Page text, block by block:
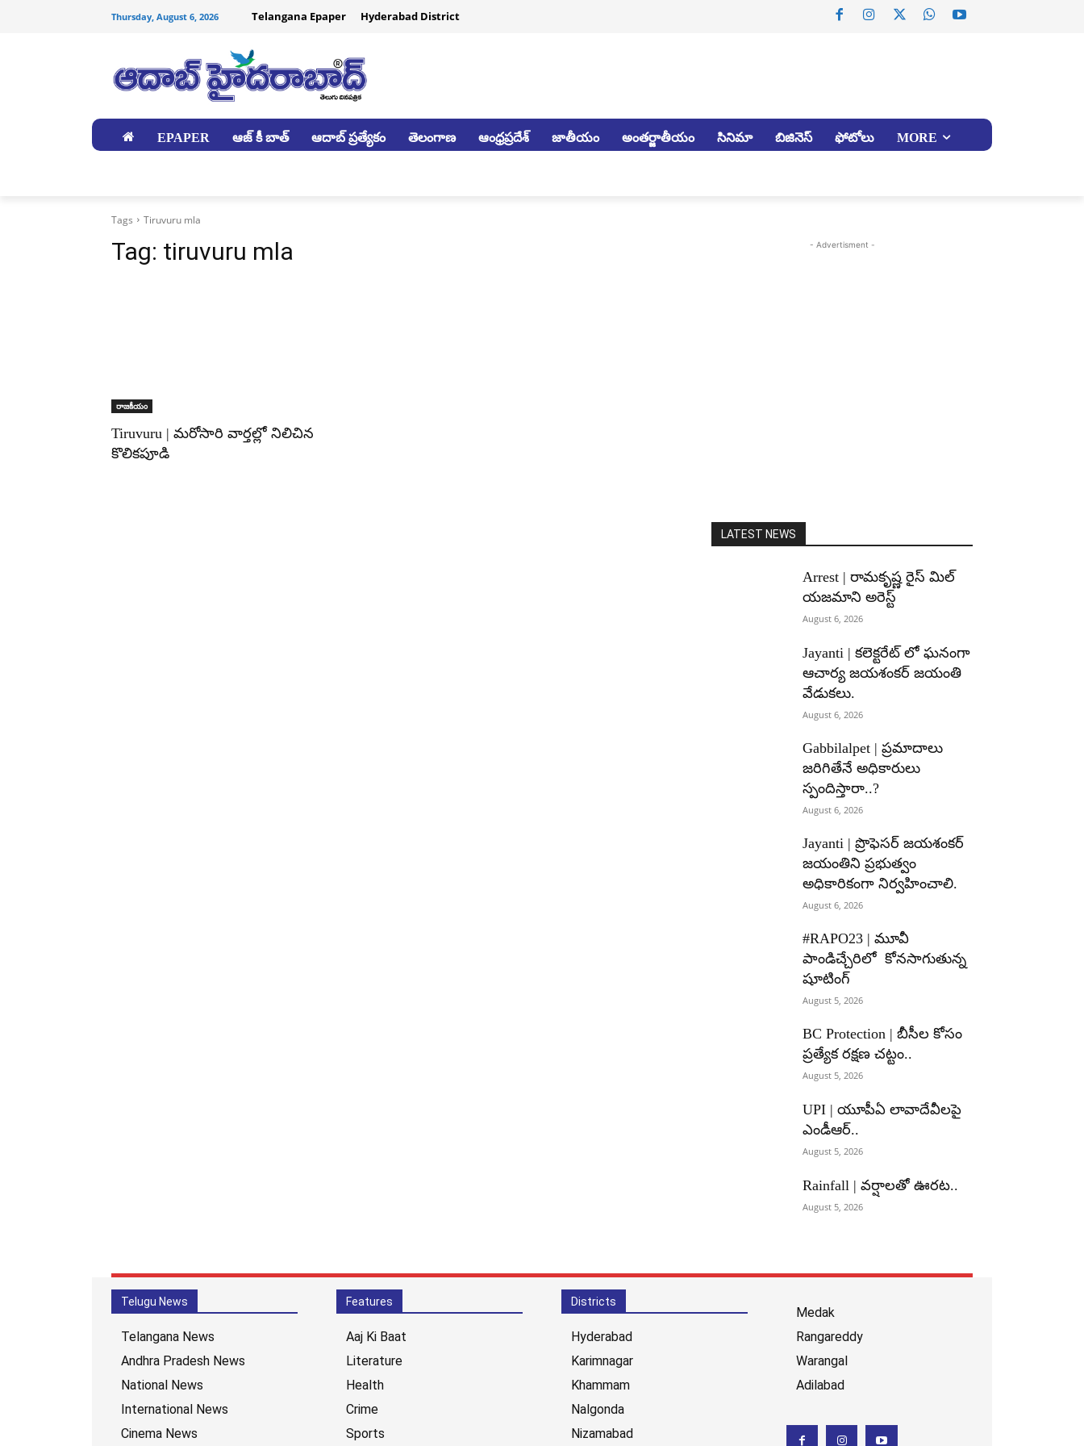
Thursday, August 6, 2026 Telangana Epaper Hyderabad District
EPAPER ఆజ్ కీ బాత్ ఆదాబ్ ప్రత్యేకం తెలంగాణ ఆంధ్రప్రదేశ్ జాతీయం అంతర్జాతీయం సినిమా బిజినెస్ ఫోటోలు MORE
Tags Tiruvuru mla
Tag: tiruvuru mla
రాజకీయం
Tiruvuru | మరోసారి వార్తల్లో నిలిచిన
కొలికపూడి
- Advertisment -
LATEST NEWS
Arrest | రామకృష్ణ రైస్ మిల్
యజమాని అరెస్ట్
August 6, 2026
Jayanti | కలెక్టరేట్ లో ఘనంగా
ఆచార్య జయశంకర్ జయంతి
వేడుకలు.
August 6, 2026
Gabbilalpet | ప్రమాదాలు
జరిగితేనే అధికారులు
స్పందిస్తారా..?
August 6, 2026
Jayanti | ప్రొఫెసర్ జయశంకర్
జయంతిని ప్రభుత్వం
అధికారికంగా నిర్వహించాలి.
August 6, 2026
#RAPO23 | మూవీ
పాండిచ్చేరిలో కోనసాగుతున్న
షూటింగ్
August 5, 2026
BC Protection | బీసీల కోసం
ప్రత్యేక రక్షణ చట్టం..
August 5, 2026
UPI | యూపీఏ లావాదేవీలపై
ఎండీఆర్..
August 5, 2026
Rainfall | వర్షాలతో ఊరట..
August 5, 2026
Telugu News
Telangana News
Andhra Pradesh News
National News
International News
Cinema News
Features
Aaj Ki Baat
Literature
Health
Crime
Sports
Districts
Hyderabad
Karimnagar
Khammam
Nalgonda
Nizamabad
Medak
Rangareddy
Warangal
Adilabad